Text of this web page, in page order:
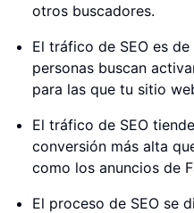
otros buscadores.
El tráfico de SEO es
personas buscan
para las que tu sitio
El tráfico de SEO
conversión más alta
como los anuncios de
El proceso de SEO se